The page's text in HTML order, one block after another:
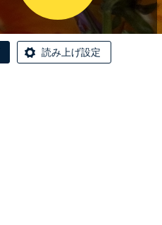
読み上げ設定